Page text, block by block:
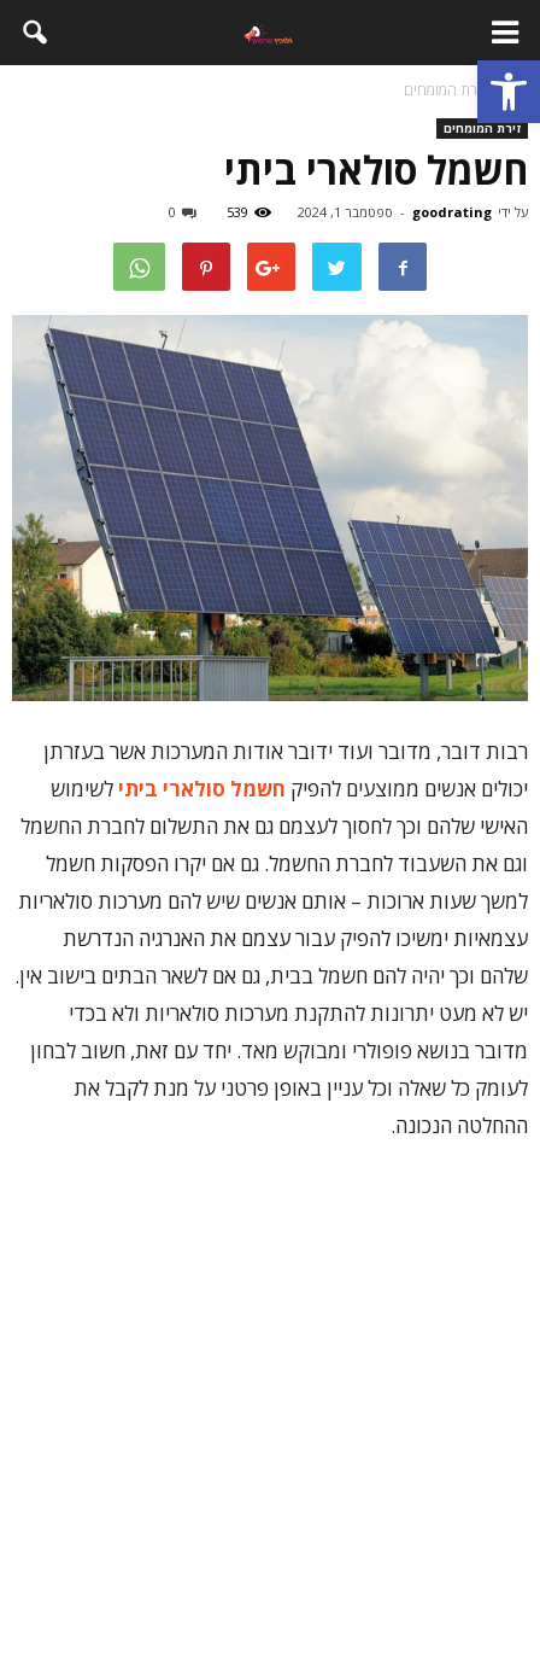
פתח סרגל נגישות
בית זירת המומחים
זירת המומחים
חשמל סולארי ביתי
על ידי goodrating
- ספטמבר 1, 2024 539
0
רבות דובר, מדובר ועוד ידובר אודות המערכות אשר בעזרתן
יכולים אנשים ממוצעים להפיק חשמל סולארי ביתי לשימוש
האישי שלהם וכך לחסוך לעצמם גם את התשלום לחברת החשמל
וגם את השעבוד לחברת החשמל. גם אם יקרו הפסקות חשמל
למשך שעות ארוכות – אותם אנשים שיש להם מערכות סולאריות
עצמאיות ימשיכו להפיק עבור עצמם את האנרגיה הנדרשת
שלהם וכך יהיה להם חשמל בבית, גם אם לשאר הבתים בישוב אין.
יש לא מעט יתרונות להתקנת מערכות סולאריות ולא בכדי
מדובר בנושא פופולרי ומבוקש מאד. יחד עם זאת, חשוב לבחון
לעומק כל שאלה וכל עניין באופן פרטני על מנת לקבל את
ההחלטה הנכונה.